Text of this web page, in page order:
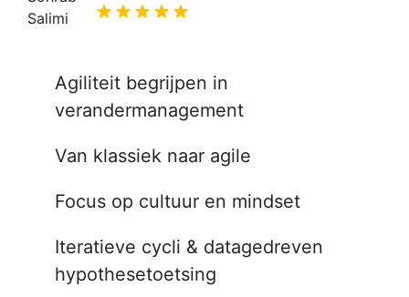
Agiliteit begrijpen in
verandermanagement
Van klassiek naar agile
Focus op cultuur en mindset
Iteratieve cycli & datagedreven
hypothesetoetsing